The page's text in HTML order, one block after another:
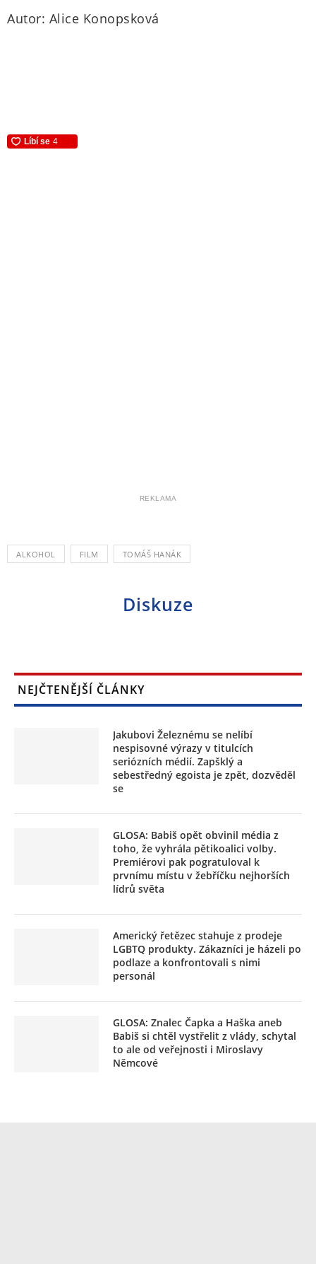
Autor: Alice Konopsková
REKLAMA
ALKOHOL FILM TOMÁŠ HANÁK
Diskuze
NEJČTENĚJŠÍ ČLÁNKY
Jakubovi Železnému se nelíbí
nespisovné výrazy v titulcích
seriózních médií. Zapšklý a
sebestředný egoista je zpět, dozvěděl
se
GLOSA: Babiš opět obvinil média z
toho, že vyhrála pětikoalici volby.
Premiérovi pak pogratuloval k
prvnímu místu v žebříčku nejhorších
lídrů světa
Americký řetězec stahuje z prodeje
LGBTQ produkty. Zákazníci je házeli po
podlaze a konfrontovali s nimi
personál
GLOSA: Znalec Čapka a Haška aneb
Babiš si chtěl vystřelit z vlády, schytal
to ale od veřejnosti i Miroslavy
Němcové